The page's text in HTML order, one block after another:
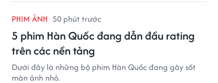
PHIM ẢNH 50 phút trước
5 phim Hàn Quốc đang dẫn đầu rating
trên các nền tảng
Dưới đây là những bộ phim Hàn Quốc đang gây sốt
màn ảnh nhỏ.